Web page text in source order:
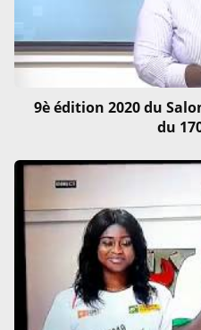
9è édition 2020 du
du